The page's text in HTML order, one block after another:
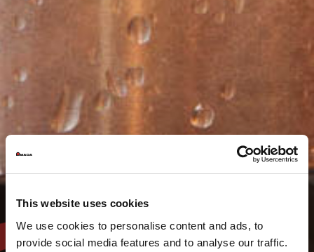
This website uses cookies
We use cookies to personalise content and ads, to
provide social media features and to analyse our traffic.